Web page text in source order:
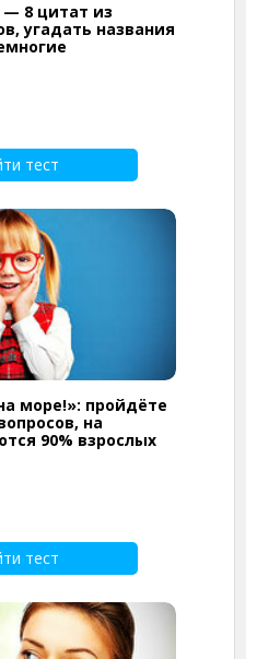
— 8 цитат из
угадать названия
тест
море!»: пройдёте
на
90% взрослых
тест